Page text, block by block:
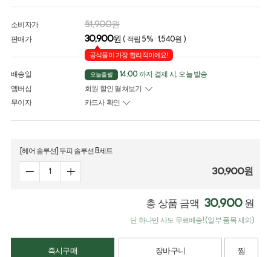
소비자가 51,900원
판매가 30,900원 ( 적립 5% · 1,540원 )
공식몰이 가장 합리적이에요!
배송일 오늘출발
14:00 까지 결제 시, 오늘 발송
멤버십
회원 할인 펼쳐보기
무이자
카드사 확인
[헤어 솔루션] 두피 솔루션 B세트
30,900원
총 상품 금액 30,900 원
단 하나만 사도 무료배송! (일부 품목 제외)
즉시구매 장바구니 찜